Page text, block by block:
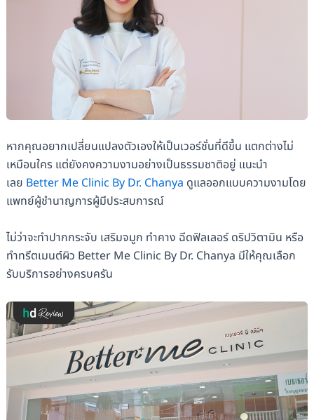
หากคุณอยากเปลี่ยนแปลงตัวเองให้เป็นเวอร์ชั่นที่ดีขึ้น แตกต่างไม่
เหมือนใคร แต่ยังคงความงามอย่างเป็นธรรมชาติอยู่ แนะนำ
เลย Better Me Clinic By Dr. Chanya ดูแลออกแบบความงามโดย
แพทย์ผู้ชำนาญการผู้มีประสบการณ์
ไม่ว่าจะทำปากกระจับ เสริมจมูก ทำคาง ฉีดฟิลเลอร์ ดริปวิตามิน หรือ
ทำทรีตเมนต์ผิว Better Me Clinic By Dr. Chanya มีให้คุณเลือก
รับบริการอย่างครบครัน